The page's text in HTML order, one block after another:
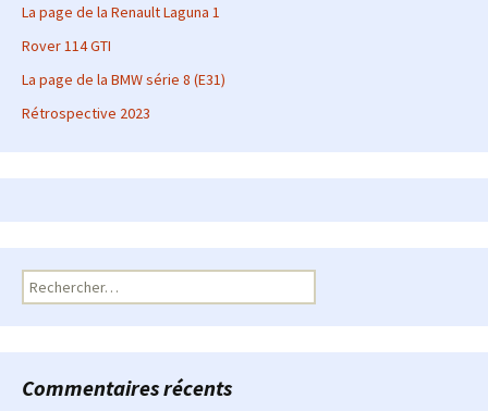
La page de la Renault Laguna 1
Rover 114 GTI
La page de la BMW série 8 (E31)
Rétrospective 2023
Rechercher :
Commentaires récents